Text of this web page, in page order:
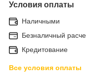
Условия оплаты
Наличными
Безналичный
Кредитование
Все условия оплаты